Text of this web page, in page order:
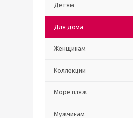
Детям
Для дома
Женщинам
Коллекции
Море пляж
Мужчинам